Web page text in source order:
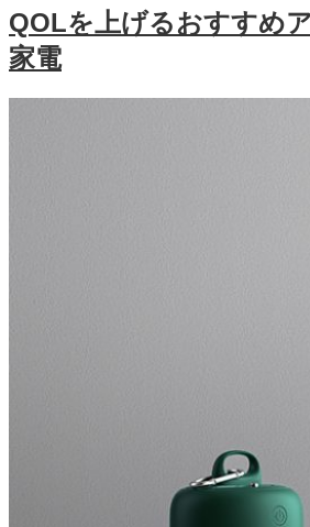
QOLを上げるおすすめ
家電